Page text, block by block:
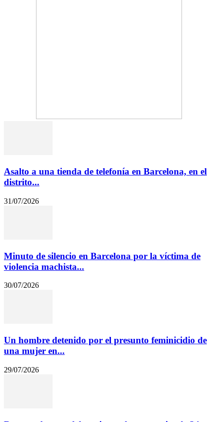
Asalto a una tienda de telefonía en Barcelona, en el
distrito...
31/07/2026
Minuto de silencio en Barcelona por la víctima de
violencia machista...
30/07/2026
Un hombre detenido por el presunto feminicidio de
una mujer en...
29/07/2026